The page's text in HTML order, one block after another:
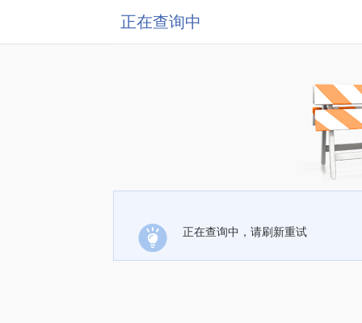
正在查询中
正在查询中，请刷新重试